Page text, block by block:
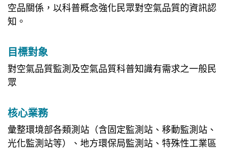
空品關係，以科普概念強化民眾對空氣品質的資訊認
知。
目標對象
對空氣品質監測及空氣品質科普知識有需求之一般民
眾
核心業務
彙整環境部各類測站（含固定監測站、移動監測站、
光化監測站等）、地方環保局監測站、特殊性工業區